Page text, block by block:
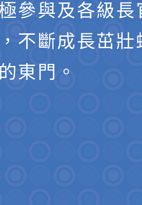
參與及各級長
不斷成長茁壯
東門。